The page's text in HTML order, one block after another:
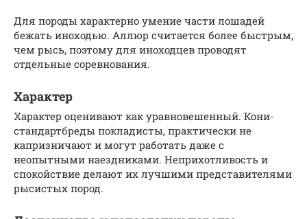
Для породы характерно умение части лошадей
бежать иноходью. Аллюр считается более быстрым,
чем рысь, поэтому для иноходцев проводят
отдельные соревнования.
Характер
Характер оценивают как уравновешенный. Кони-
стандартбреды покладисты, практически не
капризничают и могут работать даже с
неопытными наездниками. Неприхотливость и
спокойствие делают их лучшими представителями
рысистых пород.